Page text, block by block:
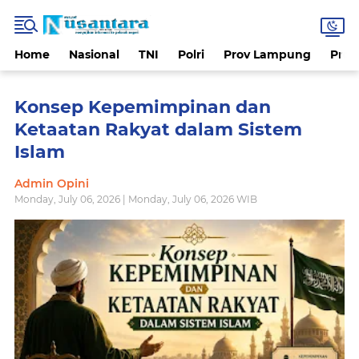
Home Nasional TNI Polri Prov Lampung
Konsep Kepemimpinan dan
Ketaatan Rakyat dalam Sistem
Islam
Admin Opini
Monday, July 06, 2026 | Monday, July 06, 2026 WIB